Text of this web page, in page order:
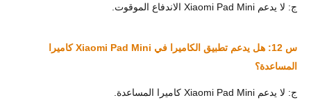
ج: لا يدعم Xiaomi Pad Mini الاندفاع الموقوت.
س 12: هل يدعم تطبيق الكاميرا في Xiaomi Pad Mini كاميرا
المساعدة؟
ج: لا يدعم Xiaomi Pad Mini كاميرا المساعدة.